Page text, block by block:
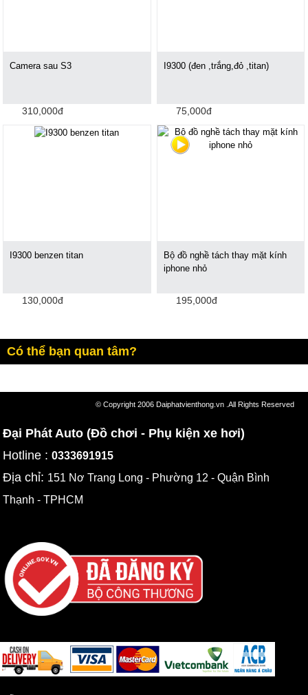
Camera sau S3
310,000đ
I9300 (đen ,trắng,đỏ ,titan)
75,000đ
I9300 benzen titan
130,000đ
Bộ đồ nghề tách thay mặt kính
iphone nhỏ
195,000đ
Có thể bạn quan tâm?
© Copyright 2006 Daiphatvienthong.vn .All Rights Reserved
Đại Phát Auto (Đồ chơi - Phụ kiện xe hơi)
Hotline :0333691915
Địa chỉ: 151 Nơ Trang Long - Phường 12 - Quận Bình
Thạnh - TPHCM